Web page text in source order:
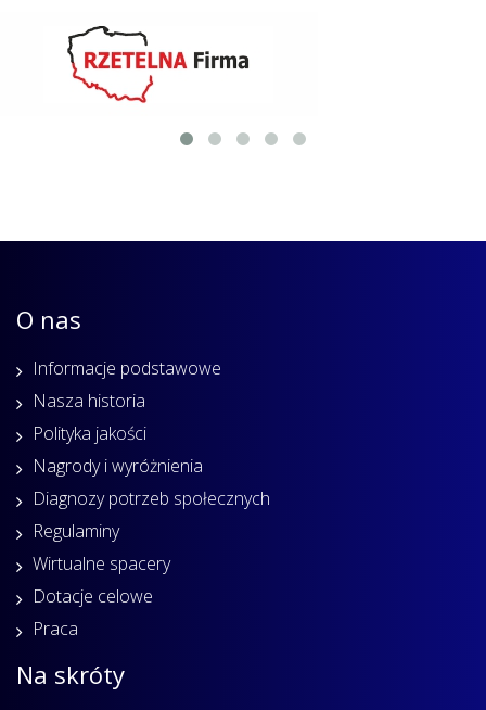
O nas
Informacje podstawowe
Nasza historia
Polityka jakości
Nagrody i wyróżnienia
Diagnozy potrzeb społecznych
Regulaminy
Wirtualne spacery
Dotacje celowe
Praca
Na skróty